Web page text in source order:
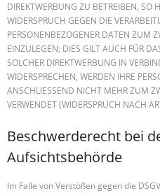
DIREKTWERBUNG ZU BETREIBEN, SO
WIDERSPRUCH GEGEN DIE
PERSONENBEZOGENER DATEN ZUM
EINZULEGEN; DIES GILT AUCH FÜR
SOLCHER DIREKTWERBUNG IN
WIDERSPRECHEN, WERDEN IHRE
ANSCHLIESSEND NICHT MEHR ZUM
VERWENDET (WIDERSPRUCH NACH
Beschwerde­recht bei
Aufsichts­behörde
Im Falle von Verstößen gegen die